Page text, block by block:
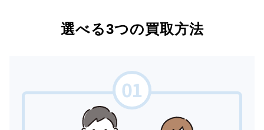
選べる3つの買取方法